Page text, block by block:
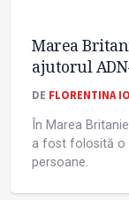
Marea
ajutorul
DE FLORENTINA
În Marea
a fost folosită o
persoane.